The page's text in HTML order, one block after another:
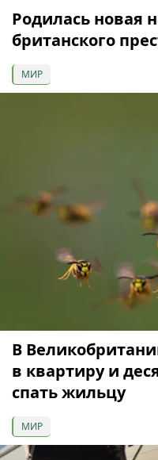
Родилась новая
британского
МИР
В
в квартиру и
спать жильцу
МИР